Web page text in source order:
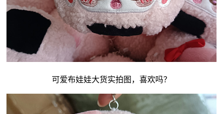
可爱布娃娃大货实拍图，喜欢吗？